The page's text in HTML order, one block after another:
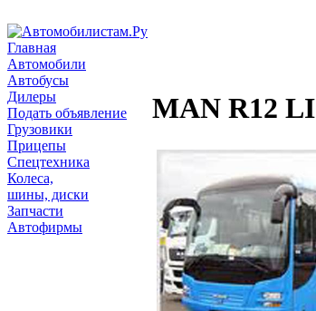
Главная
Автомобили
Автобусы
Дилеры
Подать объявление
Грузовики
Прицепы
Спецтехника
Колеса,
шины, диски
Запчасти
Автофирмы
MAN R12